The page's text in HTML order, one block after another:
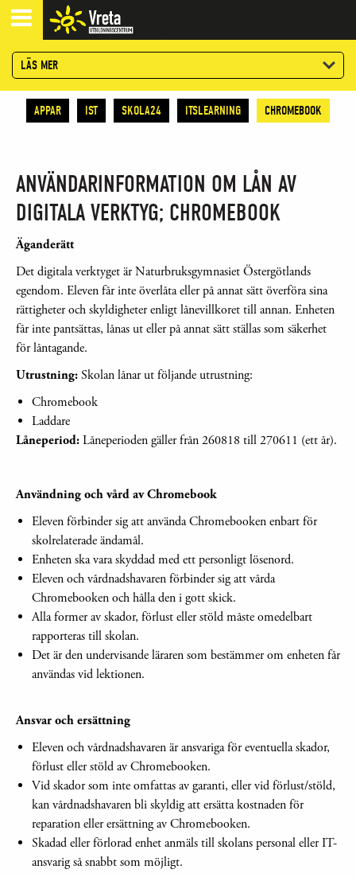
LÄS MER
APPAR IST SKOLA24 ITSLEARNING CHROMEBOOK
ANVÄNDARINFORMATION OM LÅN AV
DIGITALA VERKTYG; CHROMEBOOK
Äganderätt
Det digitala verktyget är Naturbruksgymnasiet Östergötlands
egendom. Eleven får inte överlåta eller på annat sätt överföra sina
rättigheter och skyldigheter enligt lånevillkoret till annan. Enheten
får inte pantsättas, lånas ut eller på annat sätt ställas som säkerhet
för låntagande.
Utrustning:Skolan lånar ut följande utrustning:
Chromebook
Laddare
Låneperiod:Låneperioden gäller från 260818 till 270611 (ett år).
Användning och vård av Chromebook
Eleven förbinder sig att använda Chromebooken enbart för
skolrelaterade ändamål.
Enheten ska vara skyddad med ett personligt lösenord.
Eleven och vårdnadshavaren förbinder sig att vårda
Chromebooken och hålla den i gott skick.
Alla former av skador, förlust eller stöld måste omedelbart
rapporteras till skolan.
Det är den undervisande läraren som bestämmer om enheten får
användas vid lektionen.
Ansvar och ersättning
Eleven och vårdnadshavaren är ansvariga för eventuella skador,
förlust eller stöld av Chromebooken.
Vid skador som inte omfattas av garanti, eller vid förlust/stöld,
kan vårdnadshavaren bli skyldig att ersätta kostnaden för
reparation eller ersättning av Chromebooken.
Skadad eller förlorad enhet anmäls till skolans personal eller IT-
ansvarig så snabbt som möjligt.